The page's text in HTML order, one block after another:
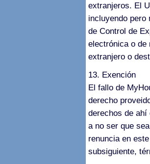
extranjeros. El
incluyendo pero
de Control de
electrónica o de
extranjero o
13. Exención
El fallo de
derecho
derechos de ahí
a no ser que
renuncia en
subsiguiente,